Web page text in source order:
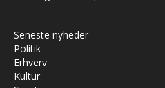
Seneste nyheder
Politik
Erhverv
Kultur